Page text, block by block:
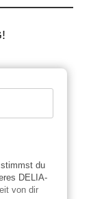
du
DELIA-
von dir